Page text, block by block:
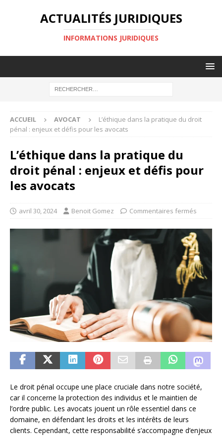
ACTUALITÉS JURIDIQUES
INFORMATIONS JURIDIQUES
ACCUEIL AVOCAT
L’éthique dans la pratique du droit
pénal : enjeux et défis pour les avocats
L’éthique dans la pratique du
droit pénal : enjeux et défis pour
les avocats
avril 30, 2024 Benoit Gomez Commentaires fermés
Le droit pénal occupe une place cruciale dans notre société,
car il concerne la protection des individus et le maintien de
l’ordre public. Les avocats jouent un rôle essentiel dans ce
domaine, en défendant les droits et les intérêts de leurs
clients. Cependant, cette responsabilité s’accompagne d’enjeux